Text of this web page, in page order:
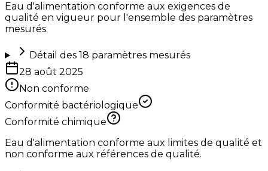
Eau d'alimentation conforme aux exigences de
qualité en vigueur pour l'ensemble des paramètres
mesurés.
Détail des 18 paramètres mesurés
28 août 2025
Non conforme
Conformité bactériologique
Conformité chimique
Eau d'alimentation conforme aux limites de qualité et
non conforme aux références de qualité.